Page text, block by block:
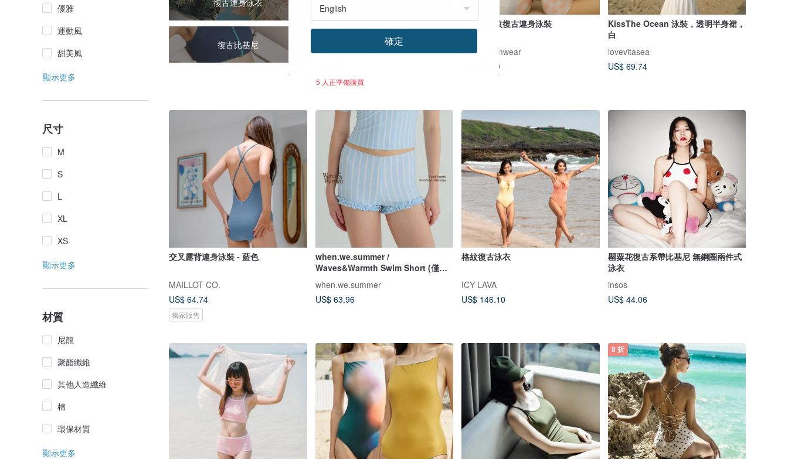
優雅
運動風
甜美風
顯示更多
尺寸
M
S
L
XL
XS
顯示更多
材質
尼龍
聚酯纖維
其他人造纖維
棉
環保材質
顯示更多
復古比基尼
Aprilpoolday CHLOE 三件式泳裝套
APRILPOOLDAY
5 人正準備購買
蝴蝶結格紋復古連身泳裝
Nyne Swimwear
US$ 77.99
KissThe Ocean 泳裝，透明半身裙，
白
lovevitasea
US$ 69.74
交叉露背連身泳裝 - 藍色
MAILLOT CO.
US$ 64.74
獨家販售
when.we.summer /
Waves&Warmth Swim Short (僅褲
裝)
when.we.summer
US$ 63.96
格紋復古泳衣
ICY LAVA
US$ 146.10
罌粟花復古系帶比基尼 無鋼圈兩件式
泳衣
insos
US$ 44.06
8 折
確定